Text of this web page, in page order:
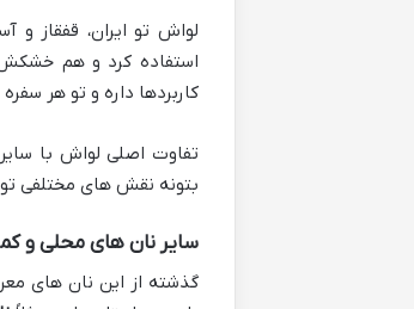
لواش تو ایران، قفقاز
استفاده کرد و هم خشکش
کاربردها داره و تو هر
بتونه نقش های مختلفی تو
سایر نان های محلی و
گذشته از این نان های